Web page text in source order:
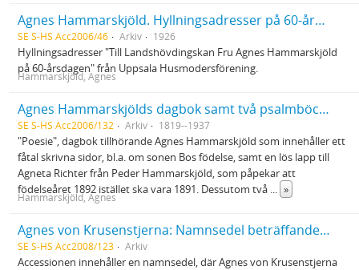
Agnes Hammarskjöld. Hyllningsadresser på 60-årsdagen
SE S-HS Acc2006/46 Arkiv 1926
Hyllningsadresser "Till Landshövdingskan Fru Agnes Hammarskjöld
på 60-årsdagen" från Uppsala Husmodersförening.
Hammarskjöld, Agnes
Agnes Hammarskjölds dagbok samt två psalmböcker
SE S-HS Acc2006/132 Arkiv 1819--1937
"Poesie", dagbok tillhörande Agnes Hammarskjöld som innehåller ett
fåtal skrivna sidor, bl.a. om sonen Bos födelse, samt en lös lapp till
Agneta Richter från Peder Hammarskjöld, som påpekar att
födelseåret 1892 istället ska vara 1891. Dessutom två ... »
Hammarskjöld, Agnes
Agnes von Krusenstjerna: Namnsedel beträffande boken "Älskande par"
SE S-HS Acc2008/123 Arkiv
Accessionen innehåller en namnsedel, där Agnes von Krusenstjerna